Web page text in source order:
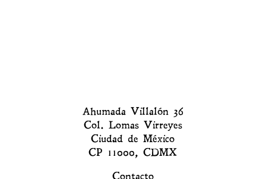
Ahumada Villalón 36
Col. Lomas Virreyes
Ciudad de México
CP 11000, CDMX